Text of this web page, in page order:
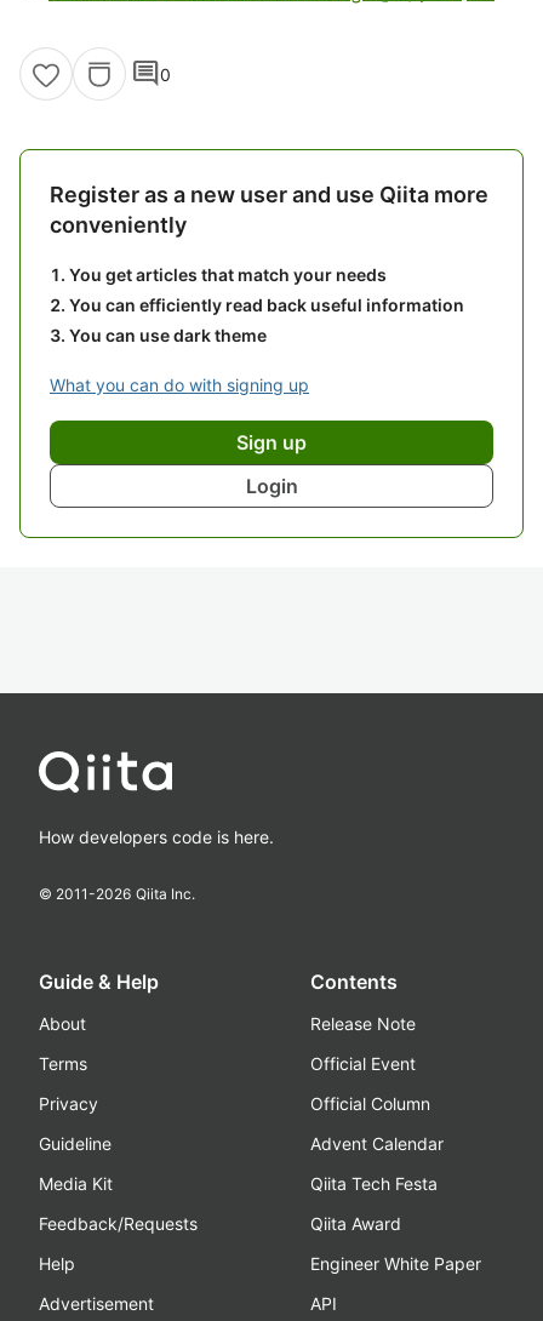
comment0
Register as a new user and use Qiita more
conveniently
You get articles that match your needs
You can efficiently read back useful information
You can use dark theme
What you can do with signing up
Sign up
Login
How developers code is here.
© 2011-2026 Qiita Inc.
Guide & Help
About
Terms
Privacy
Guideline
Media Kit
Feedback/Requests
Help
Advertisement
Contents
Release Note
Official Event
Official Column
Advent Calendar
Qiita Tech Festa
Qiita Award
Engineer White Paper
API